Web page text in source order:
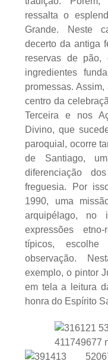
ressalta o
Grande. Neste
decerto da antiga
reservas de pão,
ingredientes
promessas.
centro da
Terceira e nos
Divino, que
paroquial, ocorre
de Santiago,
diferenciação
freguesia. Por
1990, uma
arquipélago, no
expressões
típicos,
observação.
exemplo, o pintor
em tela a leitura
honra do Espírito